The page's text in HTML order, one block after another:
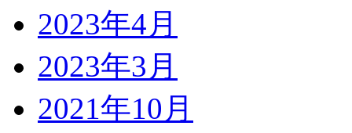
2023年4月
2023年3月
2021年10月